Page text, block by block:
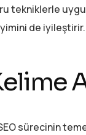
tekniklerle
de
sürecinin